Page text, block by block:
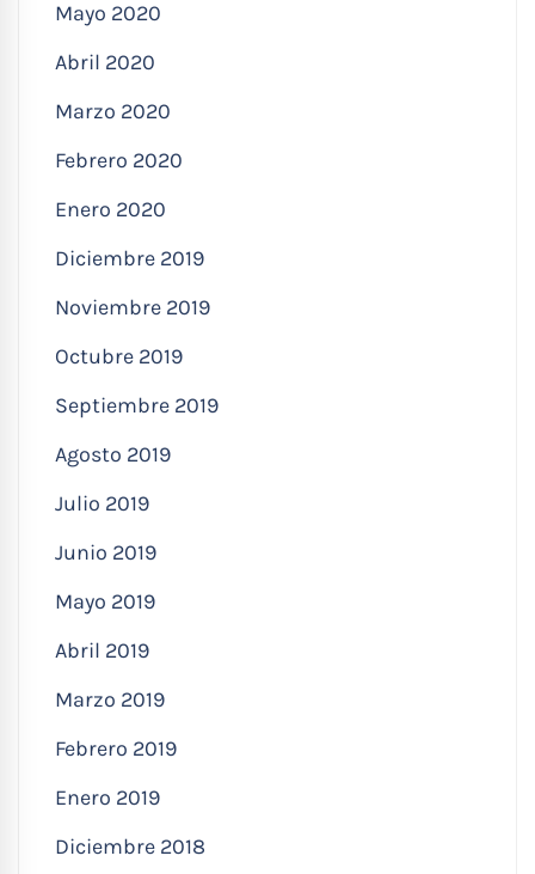
Mayo 2020
Abril 2020
Marzo 2020
Febrero 2020
Enero 2020
Diciembre 2019
Noviembre 2019
Octubre 2019
Septiembre 2019
Agosto 2019
Julio 2019
Junio 2019
Mayo 2019
Abril 2019
Marzo 2019
Febrero 2019
Enero 2019
Diciembre 2018